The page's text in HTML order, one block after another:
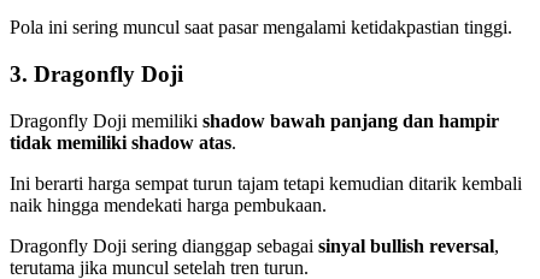
Pola ini sering muncul saat pasar mengalami ketidakpastian tinggi.
3. Dragonfly Doji
Dragonfly Doji memiliki shadow bawah panjang dan hampir
tidak memiliki shadow atas.
Ini berarti harga sempat turun tajam tetapi kemudian ditarik kembali
naik hingga mendekati harga pembukaan.
Dragonfly Doji sering dianggap sebagai sinyal bullish reversal,
terutama jika muncul setelah tren turun.